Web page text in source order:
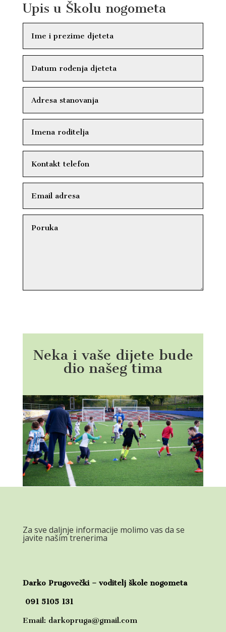
Upis u Školu nogometa
Neka i vaše dijete bude
dio našeg tima
Za sve daljnje informacije molimo vas da se
javite našim trenerima
Darko Prugovečki – voditelj škole nogometa
091 5105 131
Email: darkopruga@gmail.com